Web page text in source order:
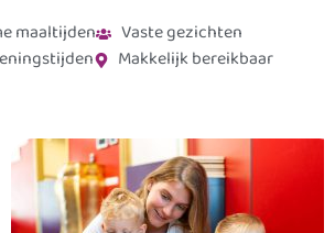
maaltijden
Vaste gezichten
Makkelijk bereikbaar